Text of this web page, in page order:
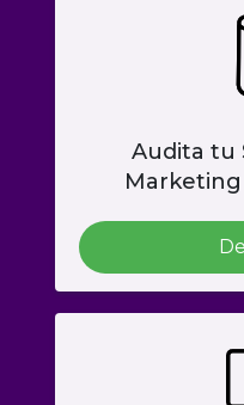
Audita tu